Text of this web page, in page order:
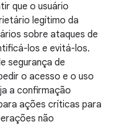
que o usuário
legítimo da
sobre ataques de
los e evitá-los.
segurança de
o acesso e o uso
a confirmação
ações críticas para
não